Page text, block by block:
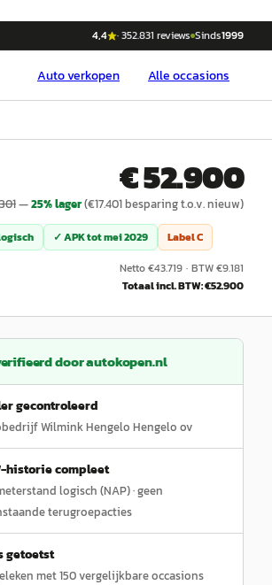
4,4 ·352.831 reviews Sinds1999
Autoverkopen Alle occasions
€ 52.900
—25% lager(€17.401besparing t.o.v. nieuw)
✓ APK totmei 2029 LabelC
Netto €43.719 · BTW €9.181
Totaal incl. BTW: €52.900
doorautokopen.nl
gecontroleerd
Wilmink Hengelo Hengelo ov
historie compleet
logisch (NAP)· geen
terugroepacties
getoetst
met150vergelijkbare occasions